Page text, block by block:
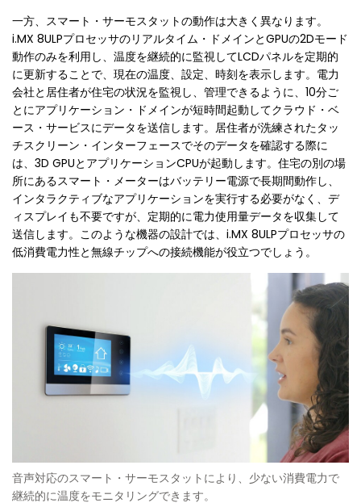
一方、スマート・サーモスタットの動作は大きく異なります。
i.MX 8ULPプロセッサのリアルタイム・ドメインとGPUの2Dモード
動作のみを利用し、温度を継続的に監視してLCDパネルを定期的
に更新することで、現在の温度、設定、時刻を表示します。電力
会社と居住者が住宅の状況を監視し、管理できるように、10分ご
とにアプリケーション・ドメインが短時間起動してクラウド・ベ
ース・サービスにデータを送信します。居住者が洗練されたタッ
チスクリーン・インターフェースでそのデータを確認する際に
は、3D GPUとアプリケーションCPUが起動します。住宅の別の場
所にあるスマート・メーターはバッテリー電源で長期間動作し、
インタラクティブなアプリケーションを実行する必要がなく、デ
ィスプレイも不要ですが、定期的に電力使用量データを収集して
送信します。このような機器の設計では、i.MX 8ULPプロセッサの
低消費電力性と無線チップへの接続機能が役立つでしょう。
音声対応のスマート・サーモスタットにより、少ない消費電力で
継続的に温度をモニタリングできます。